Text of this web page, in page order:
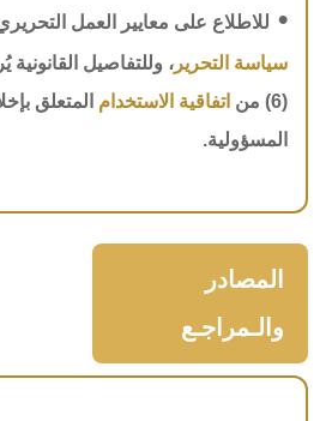
• للاطلاع على معايير العمل
سياسة التحرير ، وللتفاصيل القانونية
(6) من
اتفاقية الاستخدام المتعلق
المسؤولية.
المصادر
والـمراجـع